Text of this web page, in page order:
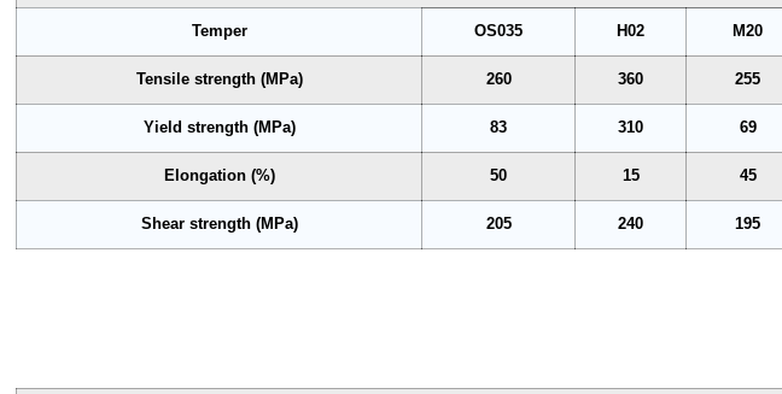
Temper OS035 H02 M20
Tensile strength (MPa) 260 360 255
Yield strength (MPa) 83 310 69
Elongation (%) 50 15 45
Shear strength (MPa) 205 240 195